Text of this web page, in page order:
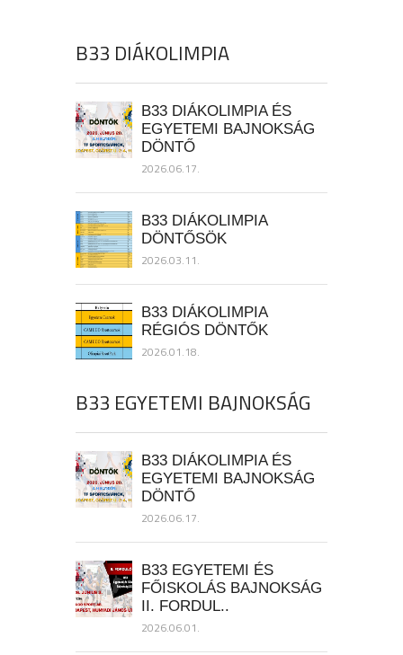
B33 DIÁKOLIMPIA
B33 DIÁKOLIMPIA ÉS
EGYETEMI BAJNOKSÁG
DÖNTŐ
2026.06.17.
B33 DIÁKOLIMPIA
DÖNTŐSÖK
2026.03.11.
B33 DIÁKOLIMPIA
RÉGIÓS DÖNTŐK
2026.01.18.
B33 EGYETEMI BAJNOKSÁG
B33 DIÁKOLIMPIA ÉS
EGYETEMI BAJNOKSÁG
DÖNTŐ
2026.06.17.
B33 EGYETEMI ÉS
FŐISKOLÁS BAJNOKSÁG
II. FORDUL..
2026.06.01.